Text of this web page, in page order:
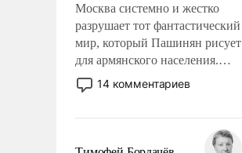
Москва системно и жестко
разрушает тот фантастический
мир, который Пашинян рисует
для армянского населения.
Мир, где этому населению все
должны просто по
политические прожекты будут
беспрекословно оплачиваться
14 комментариев